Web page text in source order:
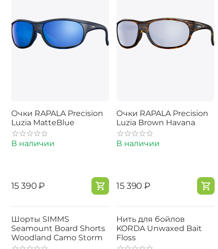
Очки RAPALA Precision
Luzia MatteBlue
В наличии
‍15 390‍₽
Очки RAPALA Precision
Luzia Brown Havana
В наличии
‍15 390‍ ₽
Шорты SIMMS
Seamount Board Shorts
Woodland Camo Storm
Нить для бойлов
KORDA Unwaxed Bait
Floss